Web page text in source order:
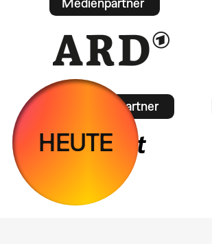
Medienpartner
Mobilitätspartner
HEUTE